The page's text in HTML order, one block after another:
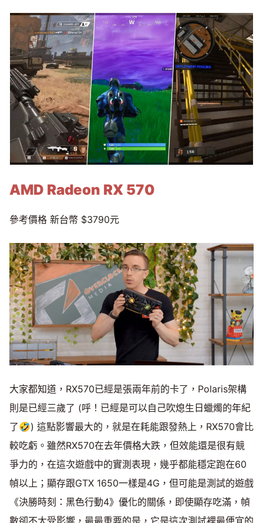
AMD Radeon RX 570
參考價格 新台幣 $3790元
大家都知道，RX570已經是張兩年前的卡了，Polaris架構
則是已經三歲了 (呼！已經是可以自己吹熄生日蠟燭的年紀
了🤣) 這點影響最大的，就是在耗能跟發熱上，RX570會比
較吃虧。雖然RX570在去年價格大跌，但效能還是很有競
爭力的，在這次遊戲中的實測表現，幾乎都能穩定跑在60
幀以上；顯存跟GTX 1650一樣是4G，但可能是測試的遊戲
《決勝時刻：黑色行動4》優化的關係，即使顯存吃滿，幀
數卻不太受影響，最最重要的是，它是這次測試裡最便宜的